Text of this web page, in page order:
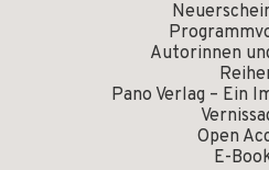
Autorinnen
Pano Verlag – Ein
Open
E-